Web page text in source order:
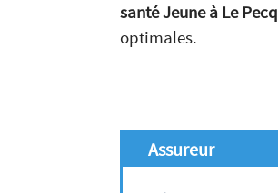
santé Jeune à Le Pecq
optimales.
Assureur